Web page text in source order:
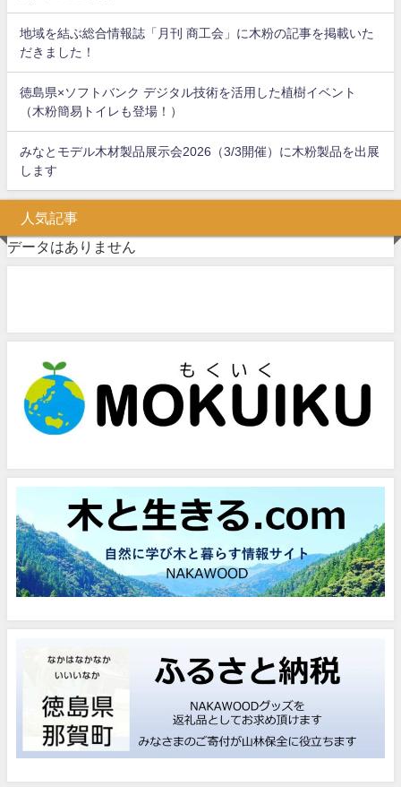
地域を結ぶ総合情報誌「月刊 商工会」に木粉の記事を掲載いた
だきました！
徳島県×ソフトバンク デジタル技術を活用した植樹イベント
（木粉簡易トイレも登場！）
みなとモデル木材製品展示会2026（3/3開催）に木粉製品を出展
します
人気記事
データはありません